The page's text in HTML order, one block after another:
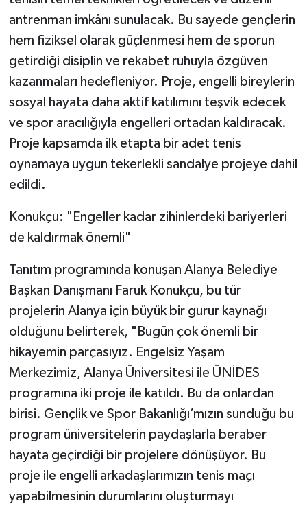
antrenman imkânı sunulacak. Bu sayede gençlerin
hem fiziksel olarak güçlenmesi hem de sporun
getirdiği disiplin ve rekabet ruhuyla özgüven
kazanmaları hedefleniyor. Proje, engelli bireylerin
sosyal hayata daha aktif katılımını teşvik edecek
ve spor aracılığıyla engelleri ortadan kaldıracak.
Proje kapsamda ilk etapta bir adet tenis
oynamaya uygun tekerlekli sandalye projeye dahil
edildi.
Konukçu: "Engeller kadar zihinlerdeki bariyerleri
de kaldırmak önemli"
Tanıtım programında konuşan Alanya Belediye
Başkan Danışmanı Faruk Konukçu, bu tür
projelerin Alanya için büyük bir gurur kaynağı
olduğunu belirterek, "Bugün çok önemli bir
hikayemin parçasıyız. Engelsiz Yaşam
Merkezimiz, Alanya Üniversitesi ile ÜNİDES
programına iki proje ile katıldı. Bu da onlardan
birisi. Gençlik ve Spor Bakanlığı’mızın sunduğu bu
program üniversitelerin paydaşlarla beraber
hayata geçirdiği bir projelere dönüşüyor. Bu
proje ile engelli arkadaşlarımızın tenis maçı
yapabilmesinin durumlarını oluşturmayı